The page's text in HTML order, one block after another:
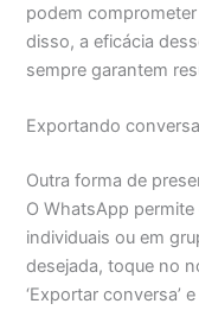
podem
disso, a eficácia
sempre garantem
Exportando
Outra forma de
O WhatsApp
individuais ou em
desejada, toque no
‘Exportar conversa’